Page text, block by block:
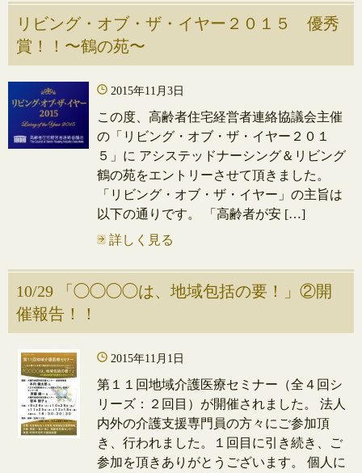
リビング・オブ・ザ・イヤー２０１５ 優秀
賞！！〜鶴の苑〜
2015年11月3日
この度、高齢者住宅経営者連絡協議会主催
の「リビング・オブ・ザ・イヤー２０１
５」に アシステッドナーシング＆リビング
鶴の苑をエントリーさせて頂きました。
「リビング・オブ・ザ・イヤー」の主旨は
以下の通りです。 「高齢者が安 […]
詳しく見る
10/29 「◯◯◯◯は、地域包括の要！」②開
催報告！！
2015年11月1日
第１１回地域介護医療セミナー（全４回シ
リーズ：２回目）が開催されました。 法人
内外の介護支援専門員の方々にご参加頂
き、行われました。１回目に引き続き、ご
参加を頂きありがとうございます。 個人に